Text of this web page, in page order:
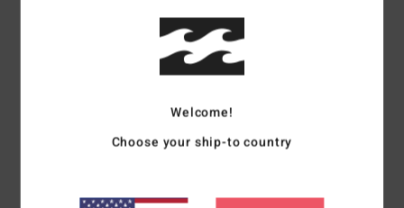
Farbcodescs
„Crystal Tides"-Kollektion
Nylon und 4 % Elastan
Welcome!
Choose your ship-to country